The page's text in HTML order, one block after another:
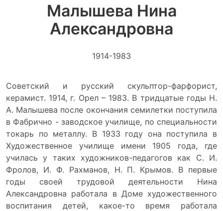
Малышева Нина
Александровна
1914-1983
Советский и русский скульптор-фарфорист,
керамист. 1914, г. Орел – 1983. В тридцатые годы Н.
А. Малышева после окончания семилетки поступила
в Фабрично - заводское училище, по специальности
токарь по металлу. В 1933 году она поступила в
Художественное училище имени 1905 года, где
училась у таких художников-педагогов как С. И.
Фролов, И. Ф. Рахманов, Н. П. Крымов. В первые
годы своей трудовой деятельности Нина
Александровна работала в Доме художественного
воспитания детей, какое-то время работала